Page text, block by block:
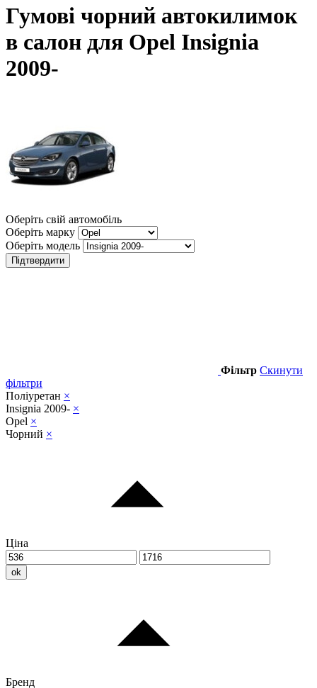
Гумові чорний автокилимок
в салон для Opel Insignia
2009-
Оберіть свій автомобіль
Оберіть марку
Оберіть модель
Підтвердити
Фільтр Скинути
фільтри
Поліуретан ×
Insignia 2009- ×
Opel ×
Чорний ×
Ціна
ok
Бренд